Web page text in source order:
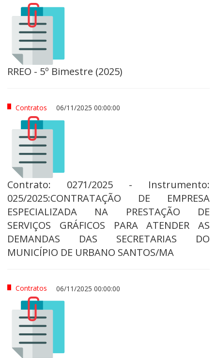
RREO - 5º Bimestre (2025)
Contratos 06/11/2025 00:00:00
Contrato: 0271/2025 - Instrumento:
025/2025:CONTRATAÇÃO DE EMPRESA
ESPECIALIZADA NA PRESTAÇÃO DE
SERVIÇOS GRÁFICOS PARA ATENDER AS
DEMANDAS DAS SECRETARIAS DO
MUNICÍPIO DE URBANO SANTOS/MA
Contratos 06/11/2025 00:00:00